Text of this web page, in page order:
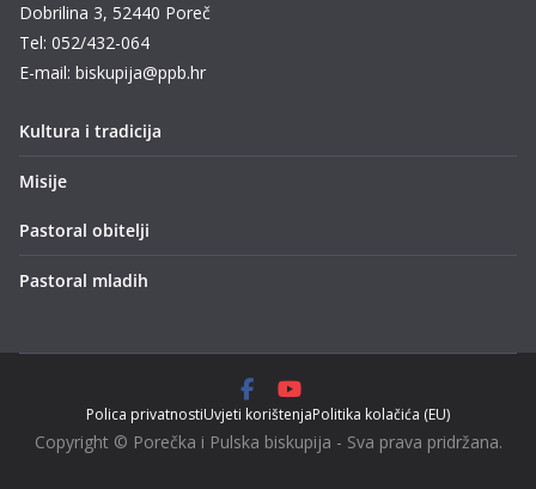
Dobrilina 3, 52440 Poreč
Tel: 052/432-064
E-mail: biskupija@ppb.hr
Kultura i tradicija
Misije
Pastoral obitelji
Pastoral mladih
Polica privatnostiUvjeti korištenjaPolitika kolačića (EU)
Copyright © Porečka i Pulska biskupija - Sva prava pridržana.